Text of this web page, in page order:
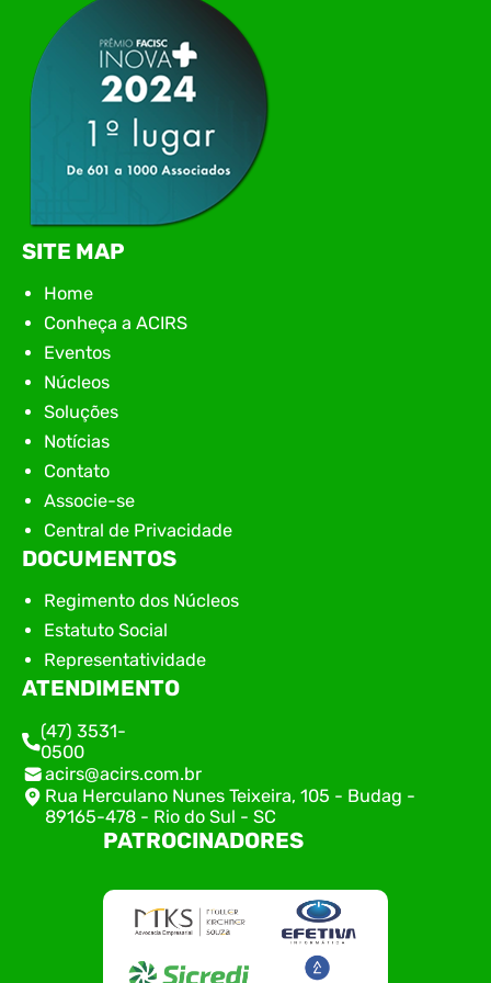
encontro aconteceu em Rio…
SITE MAP
Home
Conheça a ACIRS
Eventos
Núcleos
Soluções
Notícias
Contato
Associe-se
Central de Privacidade
DOCUMENTOS
Regimento dos Núcleos
Estatuto Social
Representatividade
ATENDIMENTO
(47) 3531-
0500
acirs@acirs.com.br
Rua Herculano Nunes Teixeira, 105 - Budag -
89165-478 - Rio do Sul - SC
PATROCINADORES